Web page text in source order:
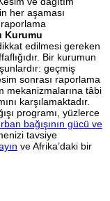
her aşaması
Kurumu
edilmesi gereken
Bir kurumun
geçmiş
sonrası raporlama
mekanizmalarına tâbi
karşılamaktadır.
programı, yüzlerce
bağışının gücü ve
tavsiye
ve Afrika’daki bir